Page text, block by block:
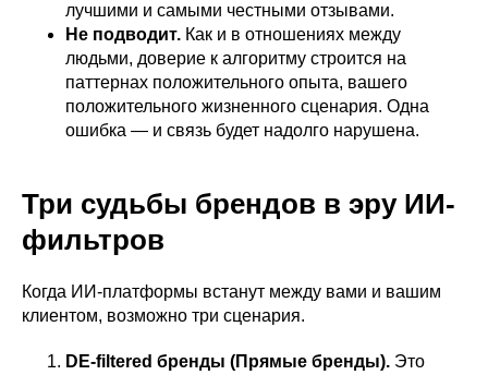
лучшими и самыми честными отзывами.
Не подводит. Как и в отношениях между
людьми, доверие к алгоритму строится на
паттернах положительного опыта, вашего
положительного жизненного сценария. Одна
ошибка — и связь будет надолго нарушена.
Три судьбы брендов в эру ИИ-
фильтров
Когда ИИ-платформы встанут между вами и вашим
клиентом, возможно три сценария.
DE-filtered бренды (Прямые бренды). Это